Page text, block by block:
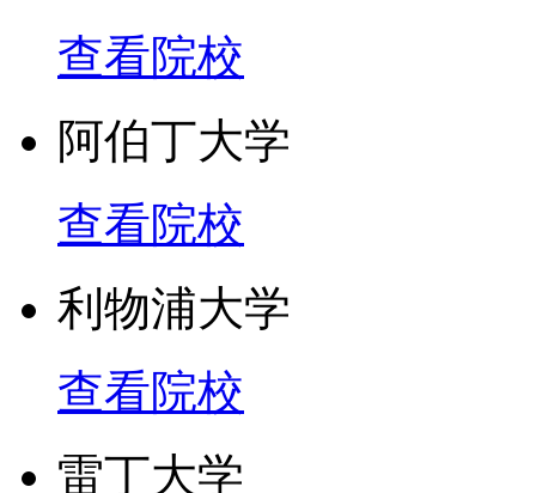
查看院校
阿伯丁大学
查看院校
利物浦大学
查看院校
雷丁大学